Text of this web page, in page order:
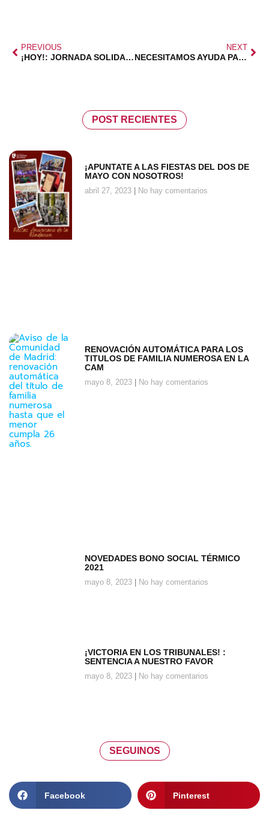
PREVIOUS
¡HOY!: JORNADA SOLIDARIA A FAVOR DEL AUTISMO
NEXT
NECESITAMOS AYUDA PARA CALDERETA
POST RECIENTES
¡APUNTATE A LAS FIESTAS DEL DOS DE
MAYO CON NOSOTROS!
abril 27, 2023 No hay comentarios
RENOVACIÓN AUTOMÁTICA PARA LOS
TITULOS DE FAMILIA NUMEROSA EN LA
CAM
mayo 8, 2023 No hay comentarios
NOVEDADES BONO SOCIAL TÉRMICO
2021
mayo 8, 2023 No hay comentarios
¡VICTORIA EN LOS TRIBUNALES! :
SENTENCIA A NUESTRO FAVOR
mayo 8, 2023 No hay comentarios
SEGUINOS
Facebook Pinterest